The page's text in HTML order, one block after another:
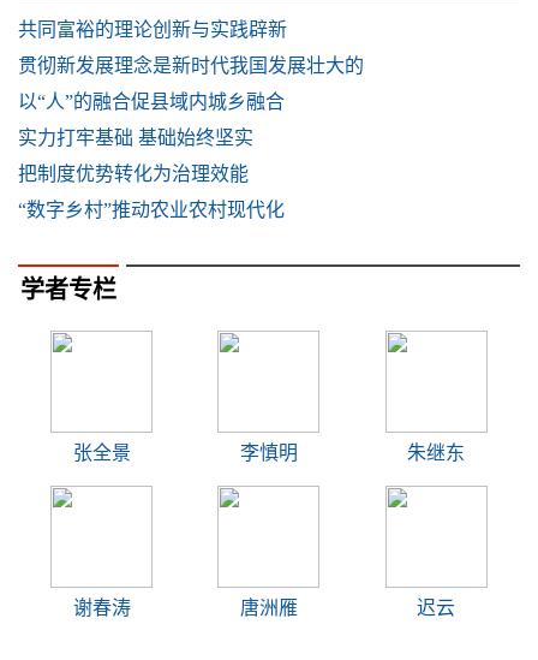
共同富裕的理论创新与实践辟新
贯彻新发展理念是新时代我国发展壮大的
以“人”的融合促县域内城乡融合
实力打牢基础 基础始终坚实
把制度优势转化为治理效能
“数字乡村”推动农业农村现代化
学者专栏
张全景 李慎明 朱继东
谢春涛 唐洲雁 迟云